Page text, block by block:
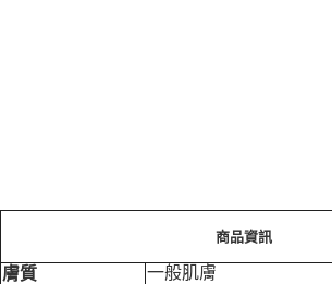
商品資訊
膚質
一般肌膚